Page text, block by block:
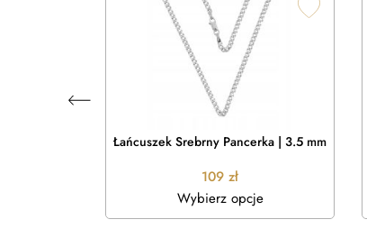
Łańcuszek Srebrny Pancerka | 3.5 mm
109 zł
Wybierz opcje